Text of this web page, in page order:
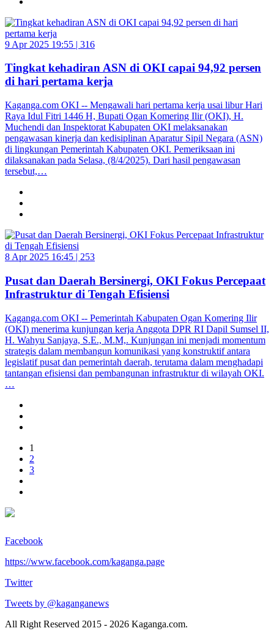
9 Apr 2025 19:55 | 316
Tingkat kehadiran ASN di OKI capai 94,92 persen
di hari pertama kerja
Kaganga.com OKI -- Mengawali hari pertama kerja usai libur Hari
Raya Idul Fitri 1446 H, Bupati Ogan Komering Ilir (OKI), H.
Muchendi dan Inspektorat Kabupaten OKI melaksanakan
pengawasan kinerja dan kedisiplinan Aparatur Sipil Negara (ASN)
di lingkungan Pemerintah Kabupaten OKI. Pemeriksaan ini
dilaksanakan pada Selasa, (8/4/2025). Dari hasil pengawasan
tersebut,…
8 Apr 2025 16:45 | 253
Pusat dan Daerah Bersinergi, OKI Fokus Percepaat
Infrastruktur di Tengah Efisiensi
Kaganga.com OKI -- Pemerintah Kabupaten Ogan Komering Ilir
(OKI) menerima kunjungan kerja Anggota DPR RI Dapil Sumsel II,
H. Wahyu Sanjaya, S.E., M.M,. Kunjungan ini menjadi momentum
strategis dalam membangun komunikasi yang konstruktif antara
legislatif pusat dan pemerintah daerah, terutama dalam menghadapi
tantangan efisiensi dan pembangunan infrastruktur di wilayah OKI.
…
1
2
3
Facebook
https://www.facebook.com/kaganga.page
Twitter
Tweets by @kaganganews
All Right Reserved 2015 - 2026 Kaganga.com.